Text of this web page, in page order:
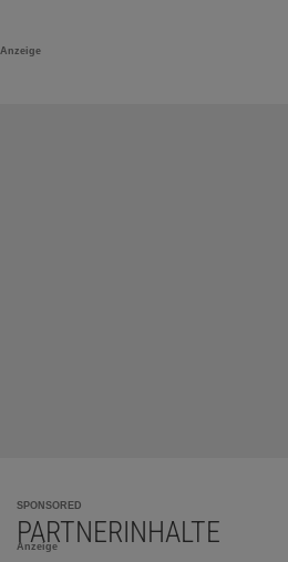
Anzeige
SPONSORED
PARTNERINHALTE
Anzeige